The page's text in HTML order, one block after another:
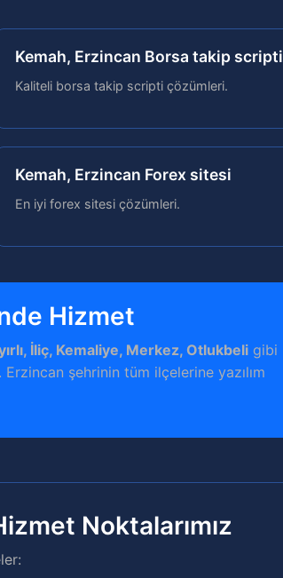
Kemah, Erzincan Borsa takip scripti
Kaliteli borsa takip scripti çözümleri.
Kemah, Erzincan Forex sitesi
En iyi forex sitesi çözümleri.
Hizmet
İliç, Kemaliye, Merkez, Otlukbeli gibi
şehrinin tüm ilçelerine yazılım
Noktalarımız